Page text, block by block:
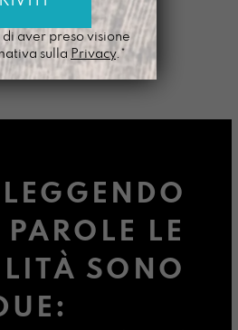
PAROLE LE
SONO
aver preso visione
sulla Privacy.*